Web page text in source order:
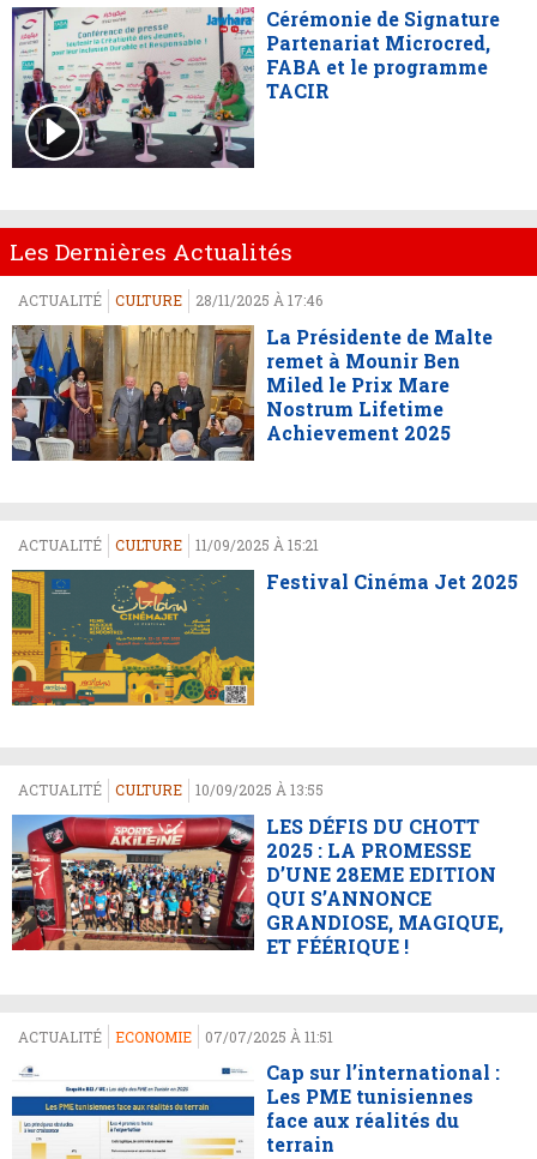
Cérémonie de Signature
Partenariat Microcred,
FABA et le programme
TACIR
Les Dernières Actualités
ACTUALITÉ CULTURE 28/11/2025 À 17:46
La Présidente de Malte
remet à Mounir Ben
Miled le Prix Mare
Nostrum Lifetime
Achievement 2025
ACTUALITÉ CULTURE 11/09/2025 À 15:21
Festival Cinéma Jet 2025
ACTUALITÉ CULTURE 10/09/2025 À 13:55
LES DÉFIS DU CHOTT
2025 : LA PROMESSE
D’UNE 28EME EDITION
QUI S’ANNONCE
GRANDIOSE, MAGIQUE,
ET FÉÉRIQUE !
ACTUALITÉ ECONOMIE 07/07/2025 À 11:51
Cap sur l’international :
Les PME tunisiennes
face aux réalités du
terrain